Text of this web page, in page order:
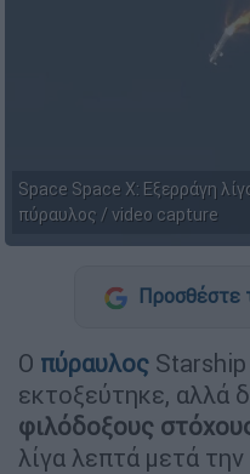
Space Space X: Εξερράγη
πύραυλος / video capture
Προσθέστε
Ο πύραυλος
εκτοξεύτηκε, αλλά
φιλόδοξους
λίγα λεπτά μετά